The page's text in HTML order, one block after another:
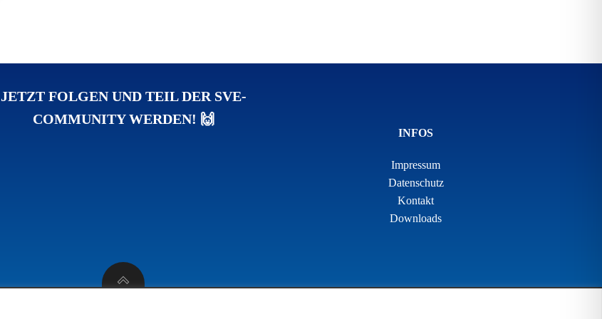
JETZT FOLGEN UND TEIL DER SVE-
COMMUNITY WERDEN! 🙌
INFOS
Impressum
Datenschutz
Kontakt
Downloads